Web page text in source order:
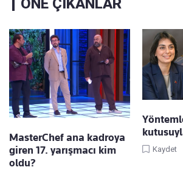
ÖNE ÇIKANLAR
MasterChef ana kadroya
giren 17. yarışmacı kim
oldu?
Kaydet